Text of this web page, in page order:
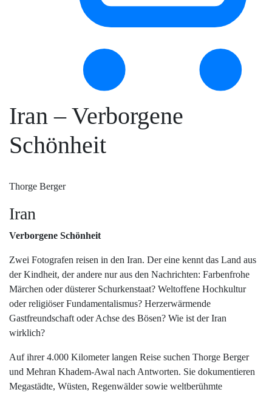
Iran – Verborgene
Schönheit
Thorge Berger
Iran
Verborgene Schönheit
Zwei Fotografen reisen in den Iran. Der eine kennt das Land aus
der Kindheit, der andere nur aus den Nachrichten: Farbenfrohe
Märchen oder düsterer Schurkenstaat? Weltoffene Hochkultur
oder religiöser Fundamentalismus? Herzerwärmende
Gastfreundschaft oder Achse des Bösen? Wie ist der Iran
wirklich?
Auf ihrer 4.000 Kilometer langen Reise suchen Thorge Berger
und Mehran Khadem-Awal nach Antworten. Sie dokumentieren
Megastädte, Wüsten, Regenwälder sowie weltberühmte